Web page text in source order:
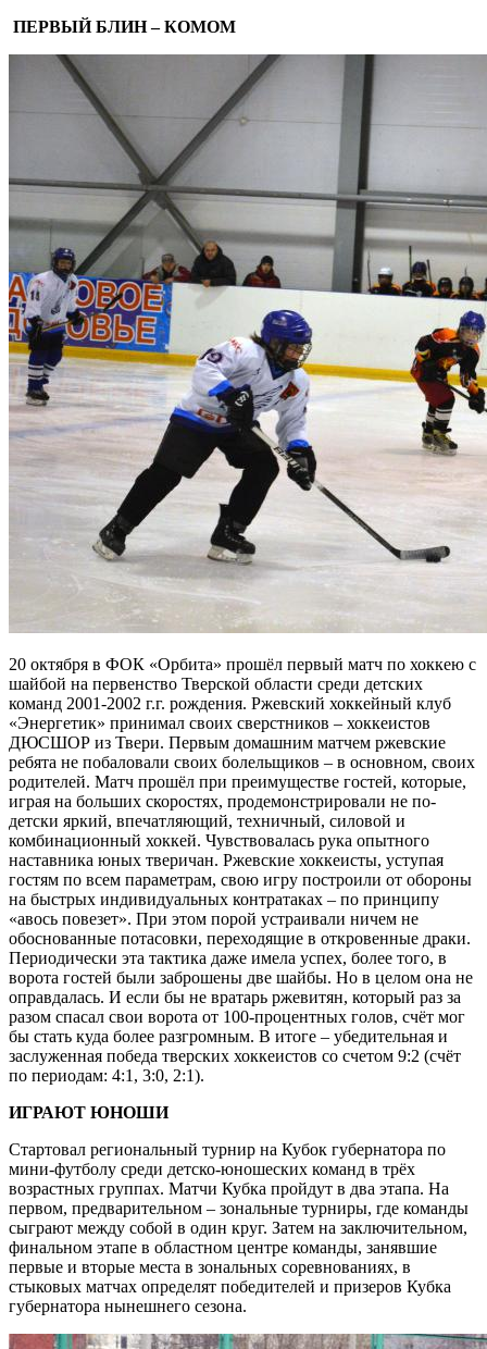
ПЕРВЫЙ БЛИН – КОМОМ
20 октября в ФОК «Орбита» прошёл первый матч по хоккею с
шайбой на первенство Тверской области среди детских
команд 2001-2002 г.г. рождения. Ржевский хоккейный клуб
«Энергетик» принимал своих сверстников – хоккеистов
ДЮСШОР из Твери. Первым домашним матчем ржевские
ребята не побаловали своих болельщиков – в основном, своих
родителей. Матч прошёл при преимуществе гостей, которые,
играя на больших скоростях, продемонстрировали не по-
детски яркий, впечатляющий, техничный, силовой и
комбинационный хоккей. Чувствовалась рука опытного
наставника юных тверичан. Ржевские хоккеисты, уступая
гостям по всем параметрам, свою игру построили от обороны
на быстрых индивидуальных контратаках – по принципу
«авось повезет». При этом порой устраивали ничем не
обоснованные потасовки, переходящие в откровенные драки.
Периодически эта тактика даже имела успех, более того, в
ворота гостей были заброшены две шайбы. Но в целом она не
оправдалась. И если бы не вратарь ржевитян, который раз за
разом спасал свои ворота от 100-процентных голов, счёт мог
бы стать куда более разгромным. В итоге – убедительная и
заслуженная победа тверских хоккеистов со счетом 9:2 (счёт
по периодам: 4:1, 3:0, 2:1).
ИГРАЮТ ЮНОШИ
Стартовал региональный турнир на Кубок губернатора по
мини-футболу среди детско-юношеских команд в трёх
возрастных группах. Матчи Кубка пройдут в два этапа. На
первом, предварительном – зональные турниры, где команды
сыграют между собой в один круг. Затем на заключительном,
финальном этапе в областном центре команды, занявшие
первые и вторые места в зональных соревнованиях, в
стыковых матчах определят победителей и призеров Кубка
губернатора нынешнего сезона.